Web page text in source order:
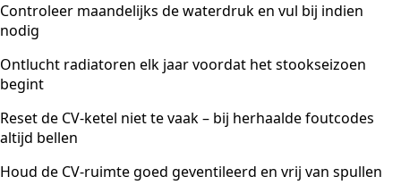
Controleer maandelijks de waterdruk en vul bij indien
nodig
Ontlucht radiatoren elk jaar voordat het stookseizoen
begint
Reset de CV-ketel niet te vaak – bij herhaalde foutcodes
altijd bellen
Houd de CV-ruimte goed geventileerd en vrij van spullen